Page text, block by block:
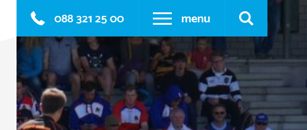
088 321 25 00 menu